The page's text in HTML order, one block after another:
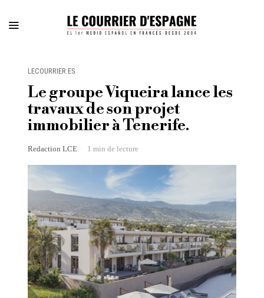
LECOURRIER.ES
Le groupe Viqueira lance les
travaux de son projet
immobilier à Tenerife.
Redaction LCE 1 min de lecture